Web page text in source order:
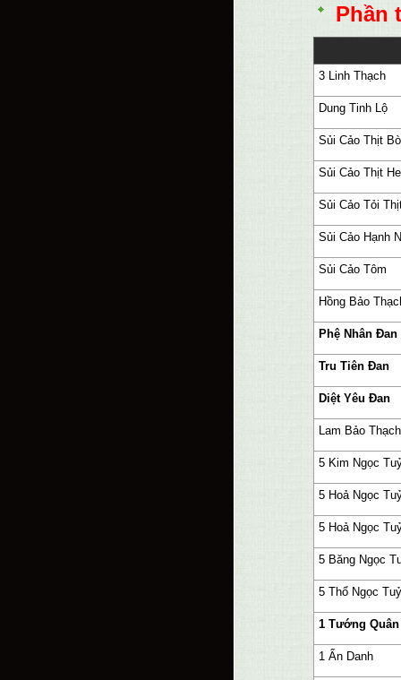
Phần
3 Linh Thạch
Dung Tinh Lộ
Sủi Cảo Thịt Bò
Sủi Cảo Thịt
Sủi Cảo Tỏi
Sủi Cảo Hạnh
Sủi Cảo Tôm
Hồng Bảo
Phệ Nhân Đan
Tru Tiên Đan
Diệt Yêu Đan
Lam Bảo Thạch
5 Kim Ngọc
5 Hoả Ngọc
5 Hoả Ngọc
5 Băng Ngọc
5 Thổ Ngọc Tuỷ
1 Tướng
1 Ẩn Danh